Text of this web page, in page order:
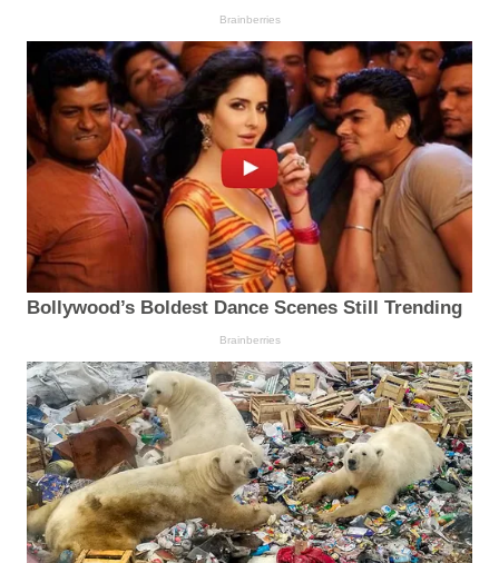
Brainberries
Bollywood’s Boldest Dance Scenes Still Trending
Brainberries